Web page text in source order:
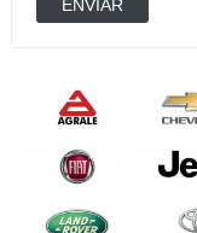
ENVIAR